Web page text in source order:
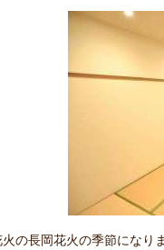
火の長岡花火の季節になり